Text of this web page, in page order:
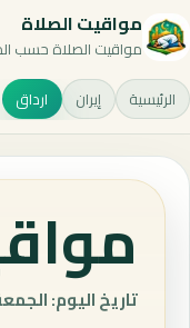
مواقيت الصلاة
مواقيت الصلاة حسب
الرئيسية إيران ارداق
تاريخ اليوم: الجمعة، ٧ أغسطس ٢٠٢٦ الموافق 24 صفر